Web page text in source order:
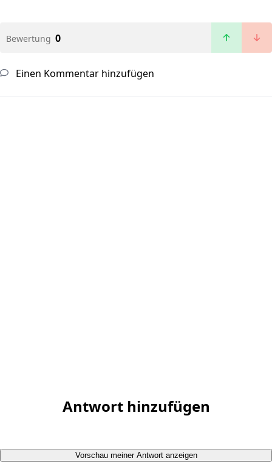
Bewertung 0
Einen Kommentar hinzufügen
Antwort hinzufügen
Vorschau meiner Antwort anzeigen